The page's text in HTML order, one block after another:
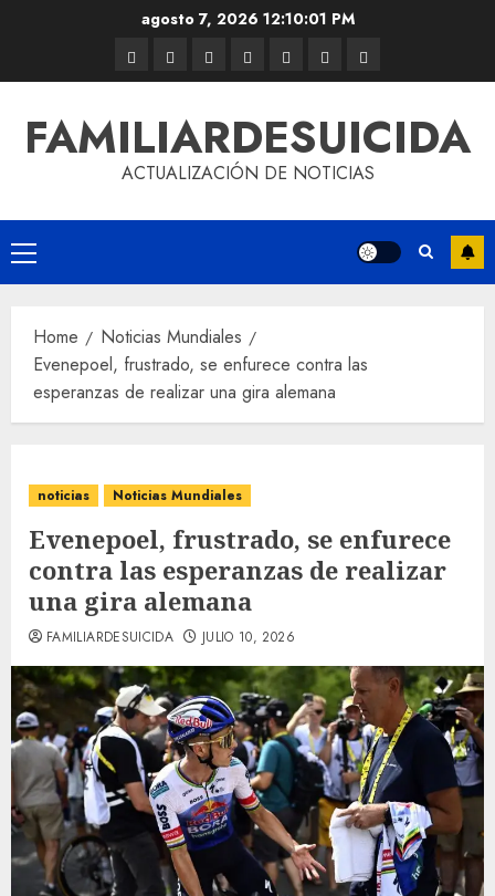
agosto 7, 2026 12:10:02 PM
FAMILIARDESUICIDA
ACTUALIZACIÓN DE NOTICIAS
Home
Noticias Mundiales
Evenepoel, frustrado, se enfurece contra las
esperanzas de realizar una gira alemana
noticias Noticias Mundiales
Evenepoel, frustrado, se enfurece
contra las esperanzas de realizar
una gira alemana
FAMILIARDESUICIDA JULIO 10, 2026